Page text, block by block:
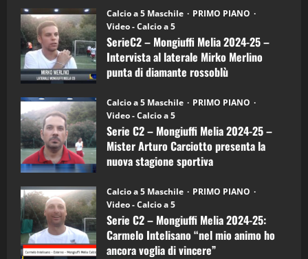
6)
–
Intervista
a
mister
Arturo
Carciotto
(Mongiuffi
Calcio a 5 Maschile
PRIMO PIANO
Video - Calcio a 5
SerieC2 – Mongiuffi Melia 2024-25 –
Intervista al laterale Mirko Merlino
punta di diamante rossoblù
Calcio a 5 Maschile
PRIMO PIANO
Video - Calcio a 5
Serie C2 – Mongiuffi Melia 2024-25 –
Mister Arturo Carciotto presenta la
nuova stagione sportiva
Calcio a 5 Maschile
PRIMO PIANO
Video - Calcio a 5
Serie C2 – Mongiuffi Melia 2024-25:
Carmelo Intelisano “nel mio animo ho
ancora voglia di vincere”
4
“SportEmpire” in Podcast: 27^ Puntata
(Martedi 14 Aprile 2026)
15/04/2026
5
“SportEmpire” in Podcast: 26^ Puntata
(Martedi 07 Aprile 2026)
08/04/2026
1
“SportEmpire” in Podcast: 30^ Puntata
(Martedi 05 Maggio 2026)
08/05/2026